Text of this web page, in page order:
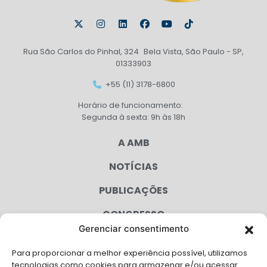
Gerenciar consentimento
Para proporcionar a melhor experiência possível, utilizamos
Rua São Carlos do Pinhal, 324 Bela Vista, São Paulo - SP,
01333903
+55 (11) 3178-6800
Horário de funcionamento:
Segunda à sexta: 9h às 18h
A AMB
NOTÍCIAS
PUBLICAÇÕES
CONGRESSO